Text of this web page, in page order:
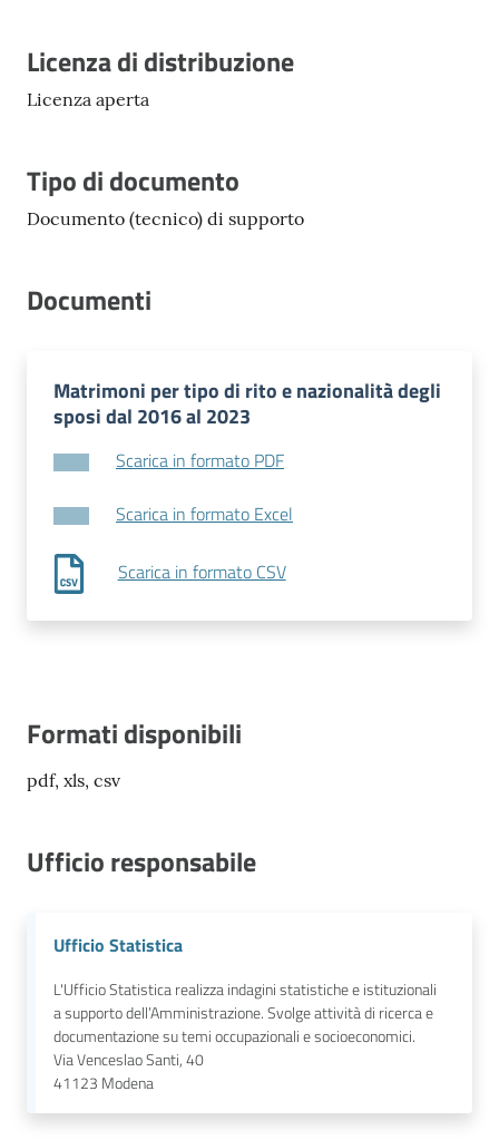
Descrizione
Licenza di distribuzione
Licenza aperta
Tipo di documento
Documento (tecnico) di supporto
Documenti
Matrimoni per tipo di rito e nazionalità degli
sposi dal 2016 al 2023
Scarica in formato PDF
Scarica in formato Excel
Scarica in formato CSV
Formati disponibili
pdf, xls, csv
Ufficio responsabile
Ufficio Statistica
L'Ufficio Statistica realizza indagini statistiche e istituzionali
a supporto dell’Amministrazione. Svolge attività di ricerca e
documentazione su temi occupazionali e socioeconomici.
Via Venceslao Santi, 40
41123 Modena